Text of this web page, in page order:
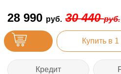
28 990 руб. 30 440руб.
Купить в 1
Кредит